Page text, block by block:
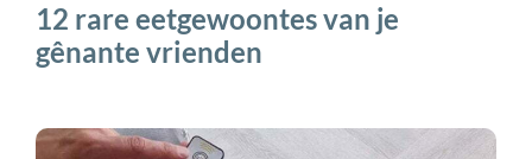
12 rare eetgewoontes van je
gênante vrienden